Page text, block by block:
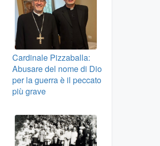
Cardinale Pizzaballa:
Abusare del nome di Dio
per la guerra è il peccato
più grave